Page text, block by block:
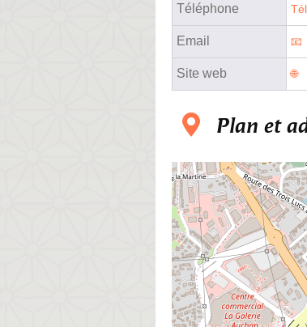
Téléphone
Email
Site web
Plan et